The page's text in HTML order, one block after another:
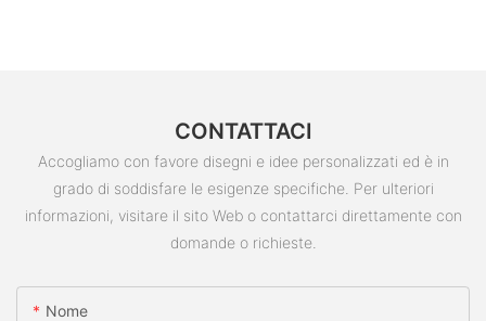
CONTATTACI
Accogliamo con favore disegni e idee personalizzati ed è in
grado di soddisfare le esigenze specifiche. Per ulteriori
informazioni, visitare il sito Web o contattarci direttamente con
domande o richieste.
Nome